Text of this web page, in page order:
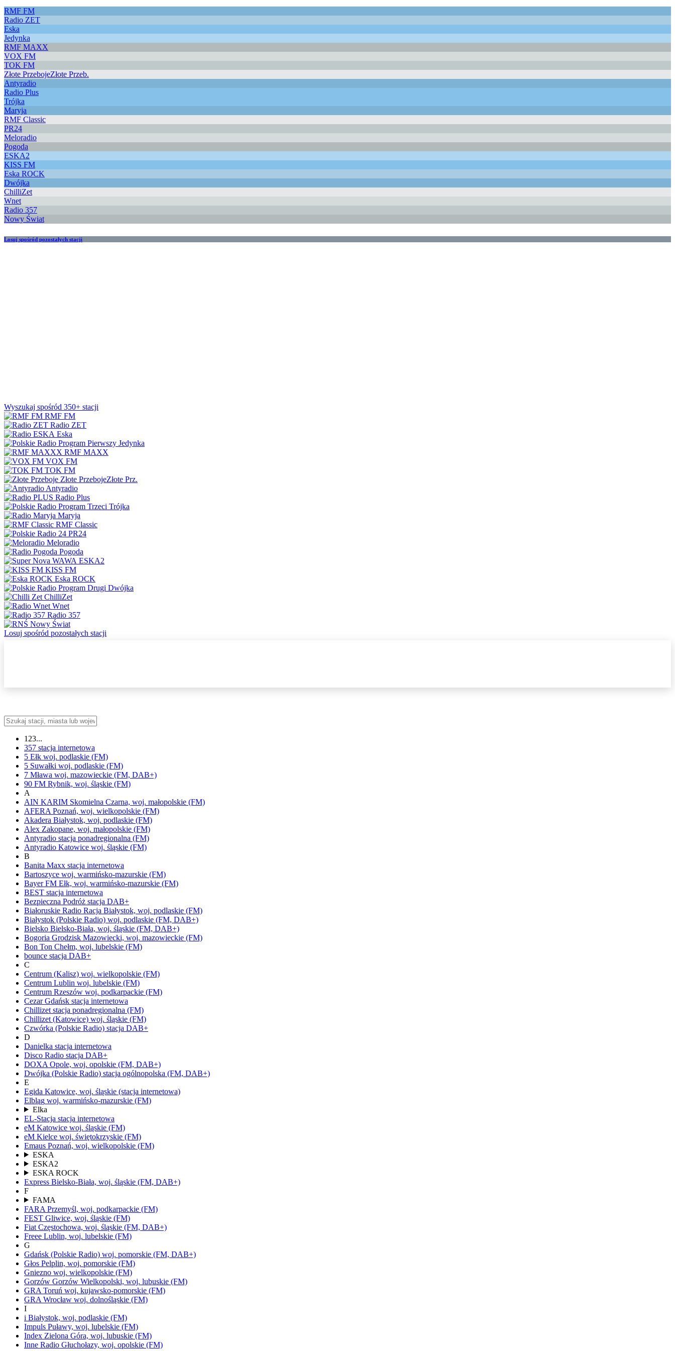
RMF FM
Radio ZET
Eska
Jedynka
RMF MAXX
VOX FM
TOK FM
Złote PrzebojeZłote Przeb.
Antyradio
Radio Plus
Trójka
Maryja
RMF Classic
PR24
Meloradio
Pogoda
ESKA2
KISS FM
Eska ROCK
Dwójka
ChilliZet
Wnet
Radio 357
Nowy Świat
Losuj spośród pozostałych stacji
Wyszukaj spośród 350+ stacji
RMF FM
Radio ZET
Eska
Jedynka
RMF MAXX
VOX FM
TOK FM
Złote PrzebojeZłote Prz.
Antyradio
Radio Plus
Trójka
Maryja
RMF Classic
PR24
Meloradio
Pogoda
ESKA2
KISS FM
Eska ROCK
Dwójka
ChilliZet
Wnet
Radio 357
Nowy Świat
Losuj spośród pozostałych stacji
123...
357 stacja internetowa
5 Ełk woj. podlaskie (FM)
5 Suwałki woj. podlaskie (FM)
7 Mława woj. mazowieckie (FM, DAB+)
90 FM Rybnik, woj. śląskie (FM)
A
AIN KARIM Skomielna Czarna, woj. małopolskie (FM)
AFERA Poznań, woj. wielkopolskie (FM)
Akadera Białystok, woj. podlaskie (FM)
Alex Zakopane, woj. małopolskie (FM)
Antyradio stacja ponadregionalna (FM)
Antyradio Katowice woj. śląskie (FM)
B
Banita Maxx stacja internetowa
Bartoszyce woj. warmińsko-mazurskie (FM)
Bayer FM Ełk, woj. warmińsko-mazurskie (FM)
BEST stacja internetowa
Bezpieczna Podróż stacja DAB+
Białoruskie Radio Racja Białystok, woj. podlaskie (FM)
Białystok (Polskie Radio) woj. podlaskie (FM, DAB+)
Bielsko Bielsko-Biała, woj. śląskie (FM, DAB+)
Bogoria Grodzisk Mazowiecki, woj. mazowieckie (FM)
Bon Ton Chełm, woj. lubelskie (FM)
bounce stacja DAB+
C
Centrum (Kalisz) woj. wielkopolskie (FM)
Centrum Lublin woj. lubelskie (FM)
Centrum Rzeszów woj. podkarpackie (FM)
Cezar Gdańsk stacja internetowa
Chillizet stacja ponadregionalna (FM)
Chillizet (Katowice) woj. śląskie (FM)
Czwórka (Polskie Radio) stacja DAB+
D
Danielka stacja internetowa
Disco Radio stacja DAB+
DOXA Opole, woj. opolskie (FM, DAB+)
Dwójka (Polskie Radio) stacja ogólnopolska (FM, DAB+)
E
Egida Katowice, woj. śląskie (stacja internetowa)
Elbląg woj. warmińsko-mazurskie (FM)
Elka
EL-Stacja stacja internetowa
eM Katowice woj. śląskie (FM)
eM Kielce woj. świętokrzyskie (FM)
Emaus Poznań, woj. wielkopolskie (FM)
ESKA
ESKA2
ESKA ROCK
Express Bielsko-Biała, woj. śląskie (FM, DAB+)
F
FAMA
FARA Przemyśl, woj. podkarpackie (FM)
FEST Gliwice, woj. śląskie (FM)
Fiat Częstochowa, woj. śląskie (FM, DAB+)
Freee Lublin, woj. lubelskie (FM)
G
Gdańsk (Polskie Radio) woj. pomorskie (FM, DAB+)
Głos Pelplin, woj. pomorskie (FM)
Gniezno woj. wielkopolskie (FM)
Gorzów Gorzów Wielkopolski, woj. lubuskie (FM)
GRA Toruń woj. kujawsko-pomorskie (FM)
GRA Wrocław woj. dolnośląskie (FM)
I
i Białystok, woj. podlaskie (FM)
Impuls Puławy, woj. lubelskie (FM)
Index Zielona Góra, woj. lubuskie (FM)
Inne Radio Głuchołazy, woj. opolskie (FM)